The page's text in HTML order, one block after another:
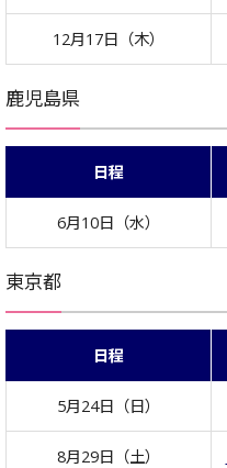
12月17日（木）
鹿児島県
日程
6月10日（水）
東京都
日程
5月24日（日）
8月29日（土）